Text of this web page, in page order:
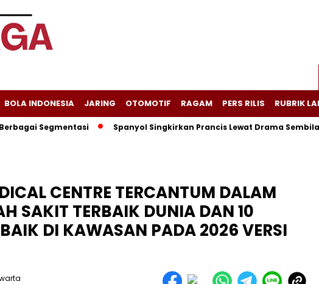
BOLA INDONESIA JARING OTOMOTIF RAGAM PERS RILIS RUBRIK
Spanyol Singkirkan Prancis Lewat Drama Sembilan Gol,
CENTRE TERCANTUM DALAM
SAKIT TERBAIK DUNIA DAN 10
DI KAWASAN PADA 2026 VERSI